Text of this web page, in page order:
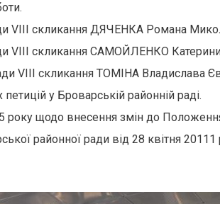
VIII скликання ДЯЧЕНКА Романа
VIII скликання САМОЙЛЕНКО
VIII скликання ТОМІНА Владислава
у Броварській районній раді.
року щодо внесення змін до
районної ради від 28 квітня